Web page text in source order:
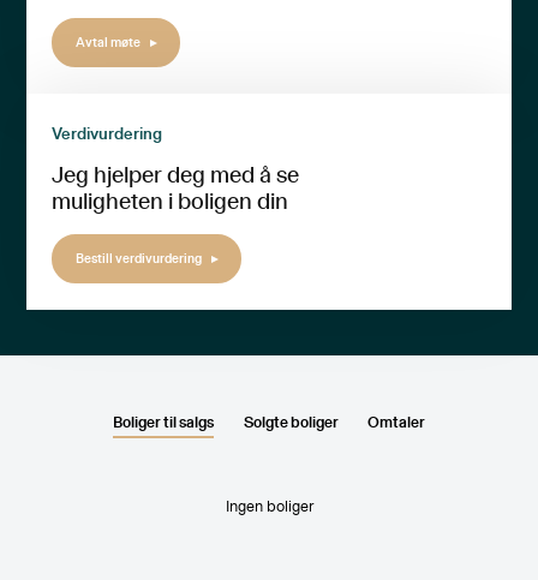
Avtal møte
Verdivurdering
Jeg hjelper deg med å se
muligheten i boligen din
Bestill verdivurdering
Boliger til salgs Solgte boliger Omtaler
Ingen boliger